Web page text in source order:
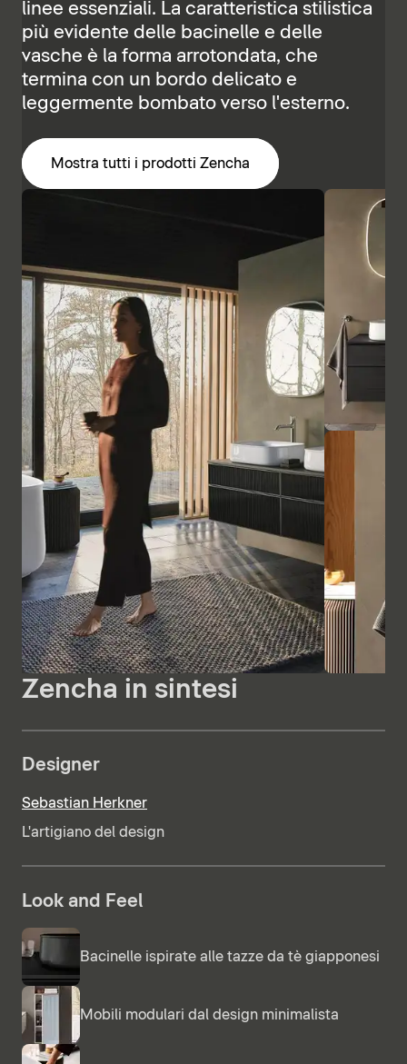
linee essenziali. La caratteristica stilistica
più evidente delle bacinelle e delle
vasche è la forma arrotondata, che
termina con un bordo delicato e
leggermente bombato verso l'esterno.
Mostra tutti i prodotti Zencha
Zencha in sintesi
Designer
Sebastian Herkner
L'artigiano del design
Look and Feel
Bacinelle ispirate alle tazze da tè giapponesi
Mobili modulari dal design minimalista